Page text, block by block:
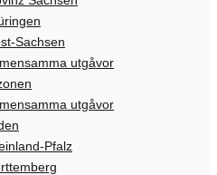
Sachsen
utgåvor
utgåvor
Pfalz